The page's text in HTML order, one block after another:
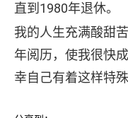
直到1980年退休。
我的人生充满酸甜
年阅历，使我很快
幸自己有着这样特